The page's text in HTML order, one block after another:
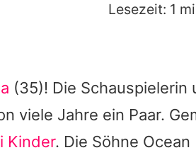
Lesezeit: 1
(35)! Die Schauspielerin
viele Jahre ein Paar.
Kinder. Die Söhne Ocean